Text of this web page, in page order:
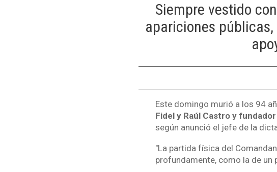
Siempre vestido
apariciones
Este domingo murió a los 94
Fidel y Raúl Castro y
según anunció el jefe de la
"La partida física del
profundamente, como la de un